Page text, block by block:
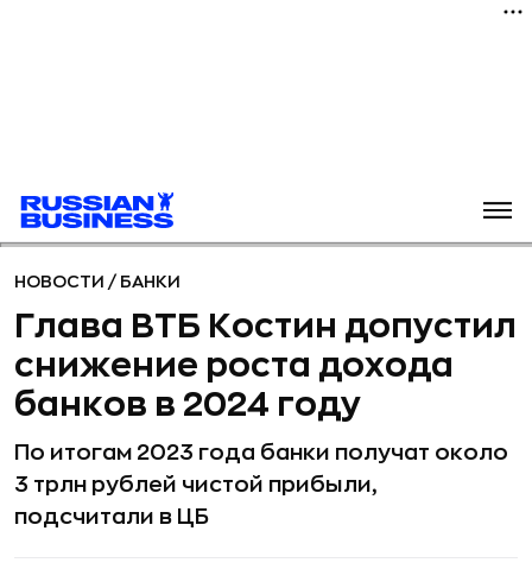
НОВОСТИ / БАНКИ
Глава ВТБ Костин допустил
снижение роста дохода
банков в 2024 году
По итогам 2023 года банки получат около
3 трлн рублей чистой прибыли,
подсчитали в ЦБ